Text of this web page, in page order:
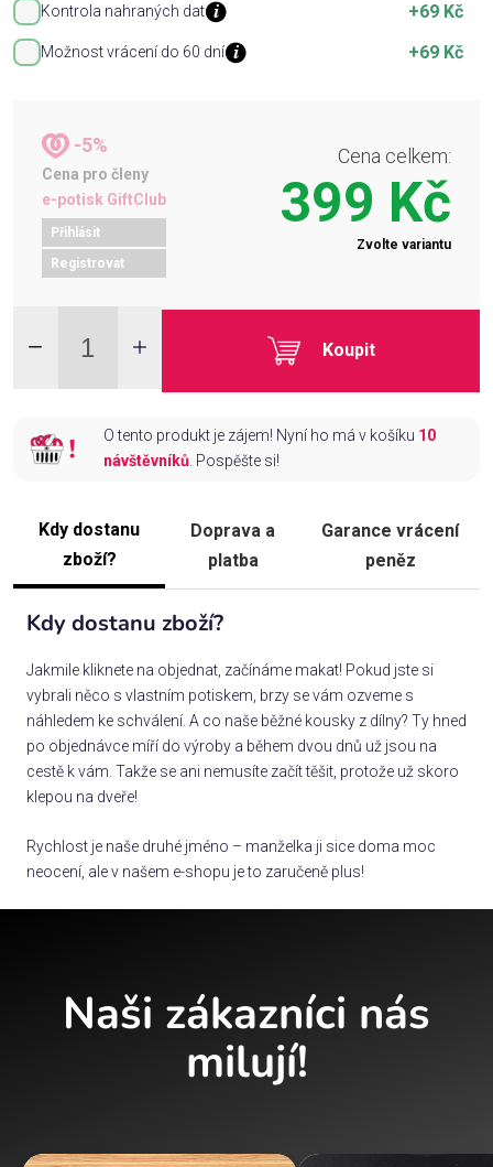
Kontrola nahraných dat +69 Kč
Možnost vrácení do 60 dní +69 Kč
-5%
Cena pro členy
e-potisk GiftClub
Přihlásit
Registrovat
Cena celkem:
399 Kč
Zvolte variantu
Koupit
O tento produkt je zájem! Nyní ho má v košíku 10
návštěvníků. Pospěšte si!
Kdy dostanu
zboží?
Doprava a
platba
Garance vrácení
peněz
Kdy dostanu zboží?
Jakmile kliknete na objednat, začínáme makat! Pokud jste si
vybrali něco s vlastním potiskem, brzy se vám ozveme s
náhledem ke schválení. A co naše běžné kousky z dílny? Ty hned
po objednávce míří do výroby a během dvou dnů už jsou na
cestě k vám. Takže se ani nemusíte začít těšit, protože už skoro
klepou na dveře!
Rychlost je naše druhé jméno – manželka ji sice doma moc
neocení, ale v našem e-shopu je to zaručeně plus!
Naši zákazníci nás
milují!